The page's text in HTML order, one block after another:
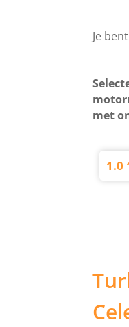
met
1.0